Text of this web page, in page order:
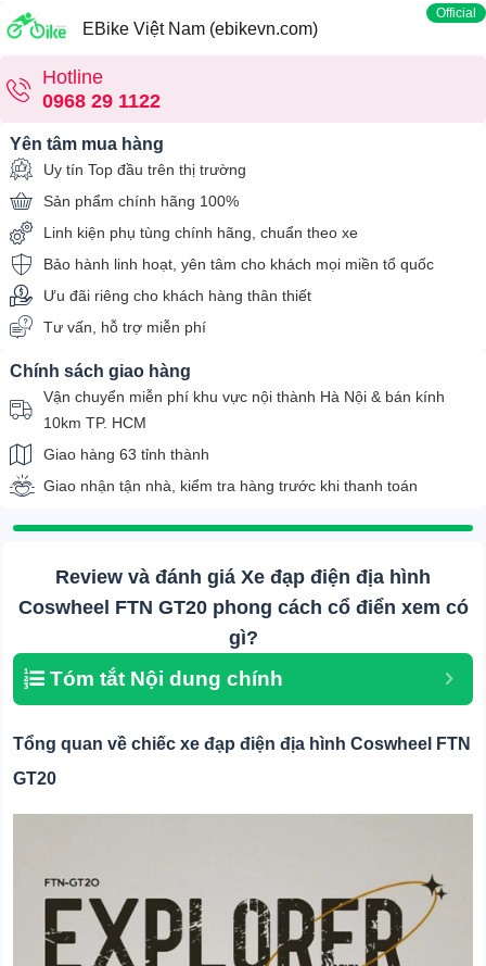
EBike Việt Nam (ebikevn.com)
Official
Hotline
0968 29 1122
Yên tâm mua hàng
Uy tín Top đầu trên thị trường
Sản phẩm chính hãng 100%
Linh kiện phụ tùng chính hãng, chuẩn theo xe
Bảo hành linh hoạt, yên tâm cho khách mọi miền tổ quốc
Ưu đãi riêng cho khách hàng thân thiết
Tư vấn, hỗ trợ miễn phí
Chính sách giao hàng
Vận chuyển miễn phí khu vực nội thành Hà Nội & bán kính
10km TP. HCM
Giao hàng 63 tỉnh thành
Giao nhận tận nhà, kiểm tra hàng trước khi thanh toán
Review và đánh giá Xe đạp điện địa hình
Coswheel FTN GT20 phong cách cổ điển xem có
gì?
Tóm tắt Nội dung chính
Tổng quan về chiếc xe đạp điện địa hình Coswheel FTN
GT20